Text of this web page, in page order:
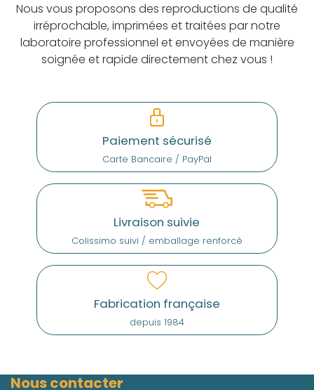
Nous vous proposons des reproductions de qualité
irréprochable, imprimées et traitées par notre
laboratoire professionnel et envoyées de manière
soignée et rapide directement chez vous !
Paiement sécurisé
Carte Bancaire / PayPal
Livraison suivie
Colissimo suivi / emballage renforcé
Fabrication française
depuis 1984
Nous contacter